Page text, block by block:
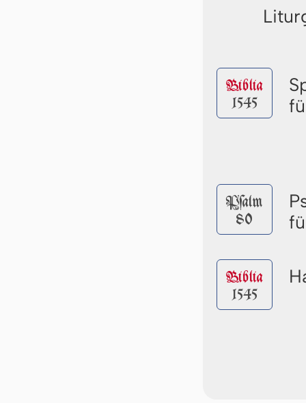
Biblia
1545
Pſalm
80
Biblia
1545